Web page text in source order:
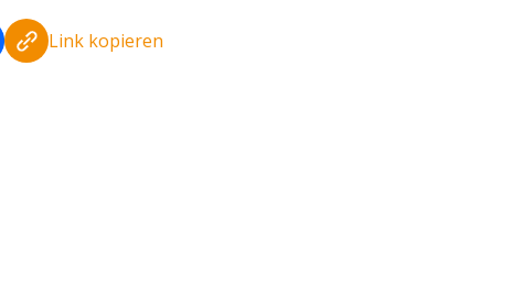
Link kopieren